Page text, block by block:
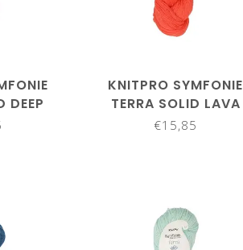
DEEP
KNITPRO SYMFONIE
TERRA SOLID LAVA
GLOW SS2029
€15,85